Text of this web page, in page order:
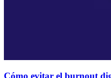
Cómo evitar el burnout